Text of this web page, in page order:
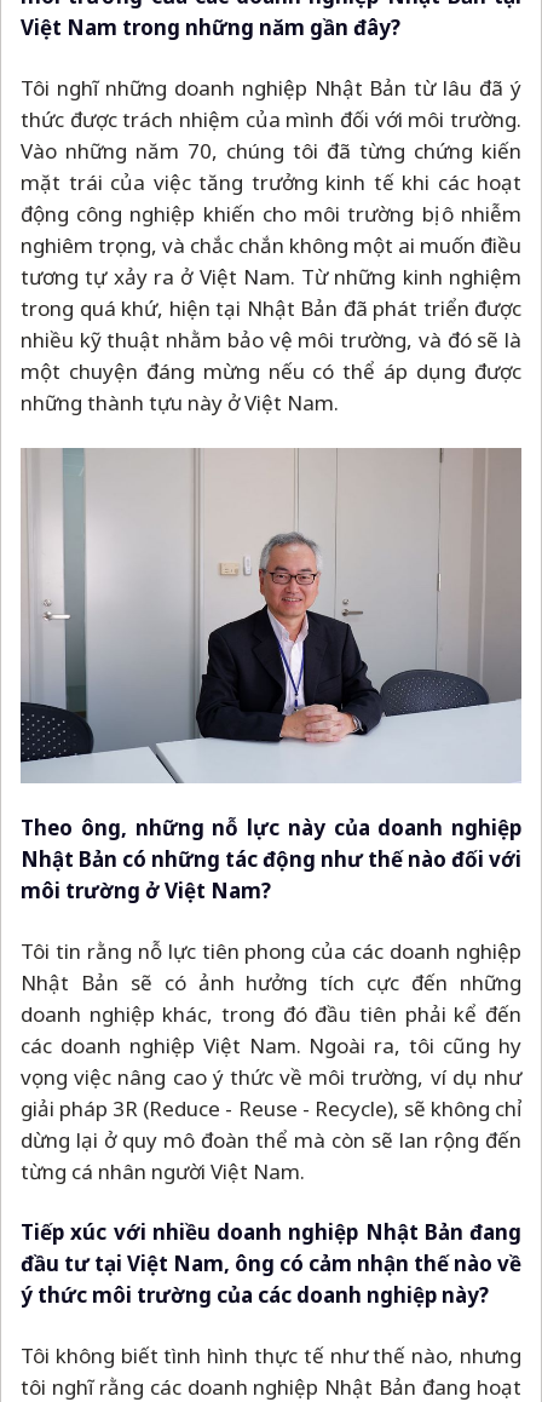
Việt Nam trong những năm gần đây?
Tôi nghĩ những doanh nghiệp Nhật Bản từ lâu đã ý
thức được trách nhiệm của mình đối với môi trường.
Vào những năm 70, chúng tôi đã từng chứng kiến
mặt trái của việc tăng trưởng kinh tế khi các hoạt
động công nghiệp khiến cho môi trường bị ô nhiễm
nghiêm trọng, và chắc chắn không một ai muốn điều
tương tự xảy ra ở Việt Nam. Từ những kinh nghiệm
trong quá khứ, hiện tại Nhật Bản đã phát triển được
nhiều kỹ thuật nhằm bảo vệ môi trường, và đó sẽ là
một chuyện đáng mừng nếu có thể áp dụng được
những thành tựu này ở Việt Nam.
Theo ông, những nỗ lực này của doanh nghiệp
Nhật Bản có những tác động như thế nào đối với
môi trường ở Việt Nam?
Tôi tin rằng nỗ lực tiên phong của các doanh nghiệp
Nhật Bản sẽ có ảnh hưởng tích cực đến những
doanh nghiệp khác, trong đó đầu tiên phải kể đến
các doanh nghiệp Việt Nam. Ngoài ra, tôi cũng hy
vọng việc nâng cao ý thức về môi trường, ví dụ như
giải pháp 3R (Reduce - Reuse - Recycle), sẽ không chỉ
dừng lại ở quy mô đoàn thể mà còn sẽ lan rộng đến
từng cá nhân người Việt Nam.
Tiếp xúc với nhiều doanh nghiệp Nhật Bản đang
đầu tư tại Việt Nam, ông có cảm nhận thế nào về
ý thức môi trường của các doanh nghiệp này?
Tôi không biết tình hình thực tế như thế nào, nhưng
tôi nghĩ rằng các doanh nghiệp Nhật Bản đang hoạt